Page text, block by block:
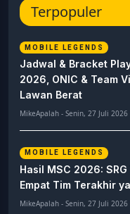
Terpopuler
MOBILE LEGENDS
Jadwal & Bracket
2026, ONIC & Team
Lawan Berat
MikeApalah - Senin, 27 Juli 2026
MOBILE LEGENDS
Hasil MSC 2026:
Empat Tim Terakhir
MikeApalah - Senin, 27 Juli 2026